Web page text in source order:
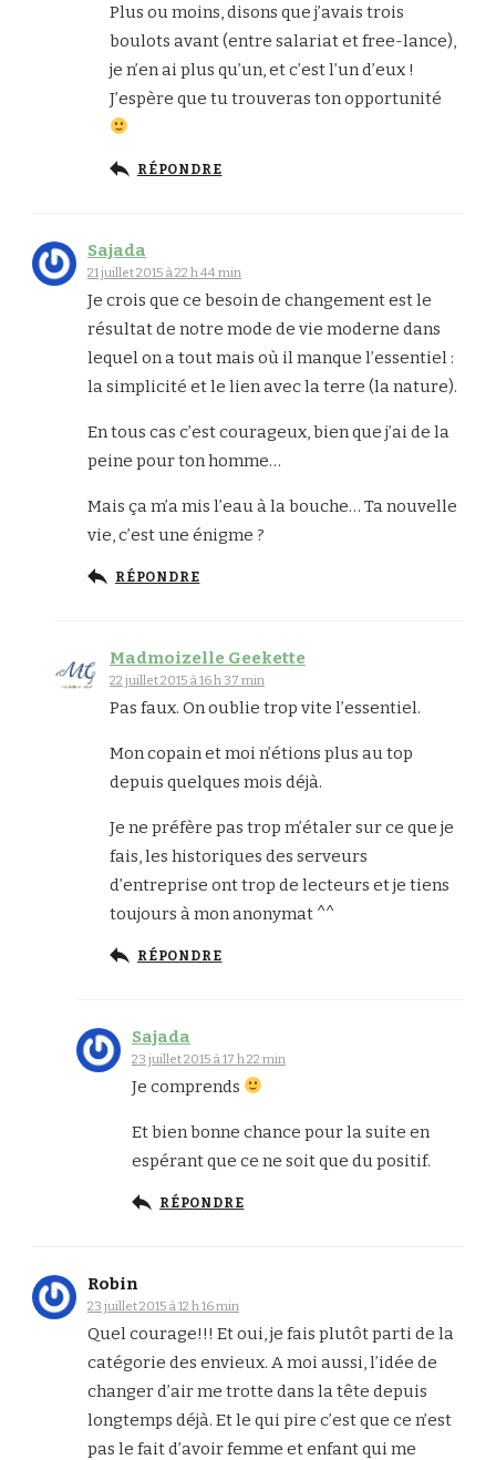
Plus ou moins, disons que j’avais trois
boulots avant (entre salariat et free-lance),
je n’en ai plus qu’un, et c’est l’un d’eux !
J’espère que tu trouveras ton opportunité
RÉPONDRE
Sajada
21 juillet 2015 à 22 h 44 min
Je crois que ce besoin de changement est le
résultat de notre mode de vie moderne dans
lequel on a tout mais où il manque l’essentiel :
la simplicité et le lien avec la terre (la nature).
En tous cas c’est courageux, bien que j’ai de la
peine pour ton homme…
Mais ça m’a mis l’eau à la bouche… Ta nouvelle
vie, c’est une énigme ?
RÉPONDRE
Madmoizelle Geekette
22 juillet 2015 à 16 h 37 min
Pas faux. On oublie trop vite l’essentiel.
Mon copain et moi n’étions plus au top
depuis quelques mois déjà.
Je ne préfère pas trop m’étaler sur ce que je
fais, les historiques des serveurs
d’entreprise ont trop de lecteurs et je tiens
toujours à mon anonymat ^^
RÉPONDRE
Sajada
23 juillet 2015 à 17 h 22 min
Je comprends
Et bien bonne chance pour la suite en
espérant que ce ne soit que du positif.
RÉPONDRE
Robin
23 juillet 2015 à 12 h 16 min
Quel courage!!! Et oui, je fais plutôt parti de la
catégorie des envieux. A moi aussi, l’idée de
changer d’air me trotte dans la tête depuis
longtemps déjà. Et le qui pire c’est que ce n’est
pas le fait d’avoir femme et enfant qui me